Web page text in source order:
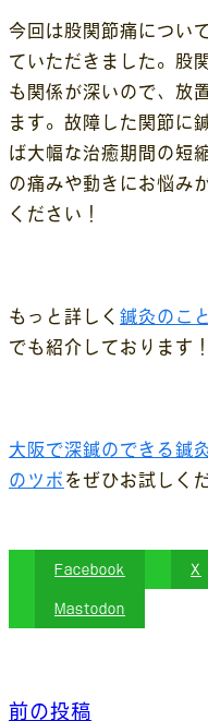
今回は股関節痛につい
ていただきました。股
も関係が深いので、放
ます。故障した関節に
ば大幅な治癒期間の短
の痛みや動きにお悩み
ください！
もっと詳しく 鍼灸のこと
でも紹介しております！
大阪で深鍼のできる鍼
のツボ をぜひお試しく
Facebook X
Mastodon
前の投稿